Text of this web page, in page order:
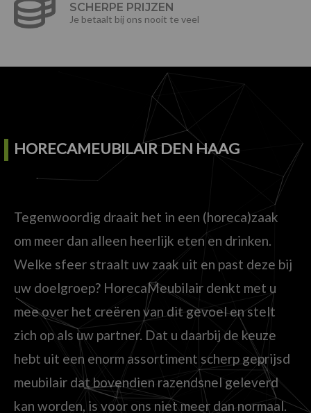
SCHERPE PRIJZEN
Je betaalt bij ons nooit te veel
HORECAMEUBILAIR DEN HAAG
Tegenwoordig draait het in een (horeca)zaak
om meer dan alleen heerlijk eten en drinken.
Welke sfeer straalt uw zaak uit en past deze bij
uw doelgroep? HorecaMeubilair denkt met u
mee over het creëren van dit gevoel en stelt
zich op als uw partner. Dat u daarbij de keuze
hebt uit een enorm assortiment scherp geprijsd
meubilair dat bovendien razendsnel geleverd
kan worden, is voor ons niet meer dan normaal.